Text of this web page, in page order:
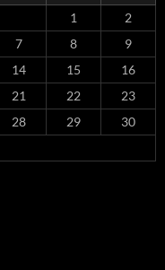
1
2
7 8
9
14 15
16
21 22
23
28 29
30